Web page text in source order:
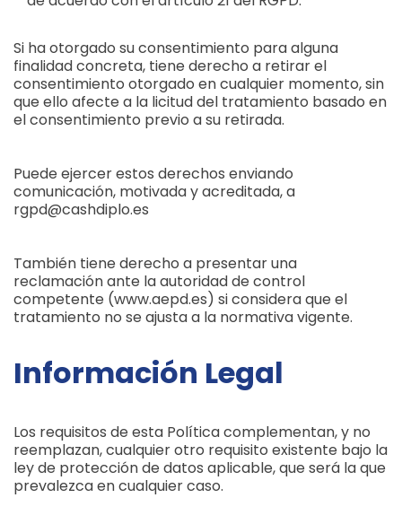
Si ha otorgado su consentimiento para alguna
finalidad concreta, tiene derecho a retirar el
consentimiento otorgado en cualquier momento, sin
que ello afecte a la licitud del tratamiento basado en
el consentimiento previo a su retirada.
Puede ejercer estos derechos enviando
comunicación, motivada y acreditada, a
rgpd@cashdiplo.es
También tiene derecho a presentar una
reclamación ante la autoridad de control
competente (www.aepd.es) si considera que el
tratamiento no se ajusta a la normativa vigente.
Información Legal
Los requisitos de esta Política complementan, y no
reemplazan, cualquier otro requisito existente bajo la
ley de protección de datos aplicable, que será la que
prevalezca en cualquier caso.